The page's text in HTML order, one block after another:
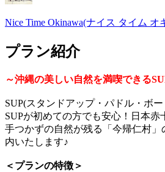
Nice Time Okinawa(ナイス タイム オ
プラン紹介
～沖縄の美しい自然を満喫できる
SUP(スタンドアップ・パドル・ボ
SUPが初めての方でも安心！日本
手つかずの自然が残る「今帰仁村
内いたします♪
＜プランの特徴＞